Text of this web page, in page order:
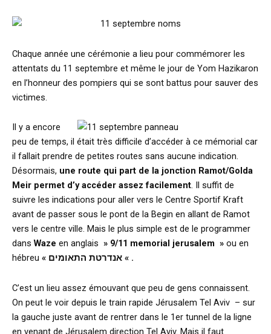
Chaque année une cérémonie a lieu pour commémorer les
attentats du 11 septembre et même le jour de Yom Hazikaron
en l’honneur des pompiers qui se sont battus pour sauver des
victimes.
Il y a encore
peu de temps, il était très difficile d’accéder à ce mémorial car
il fallait prendre de petites routes sans aucune indication.
Désormais, une route qui part de la jonction Ramot/Golda
Meir permet d’y accéder assez facilement. Il suffit de
suivre les indications pour aller vers le Centre Sportif Kraft
avant de passer sous le pont de la Begin en allant de Ramot
vers le centre ville. Mais le plus simple est de le programmer
dans Waze en anglais » 9/11 memorial jerusalem » ou en
hébreu
« אנדרטת התאומים « .
C’est un lieu assez émouvant que peu de gens connaissent.
On peut le voir depuis le train rapide Jérusalem Tel Aviv – sur
la gauche juste avant de rentrer dans le 1er tunnel de la ligne
en venant de Jérusalem direction Tel Aviv. Mais il faut